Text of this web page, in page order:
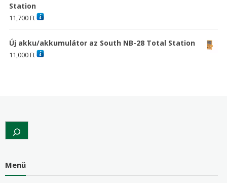
Station
11,700Ft
Új akku/akkumulátor az South NB-28 Total Station
11,000Ft
Search
Menü